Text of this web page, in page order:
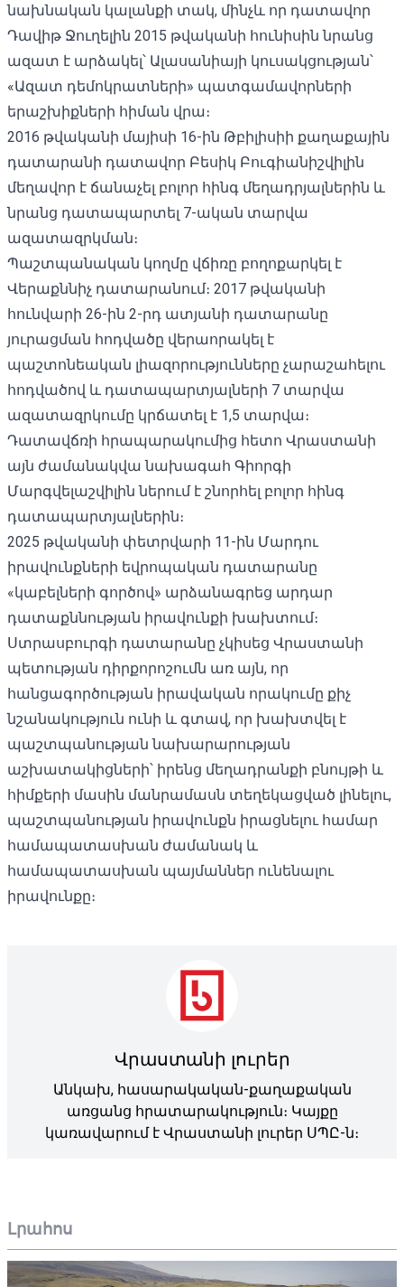
Լրահոս
նախնական կալանքի տակ, մինչև որ դատավոր
Դավիթ Ջուղելին 2015 թվականի հունիսին նրանց
ազատ է արձակել՝ Ալասանիայի կուսակցության՝
«Ազատ դեմոկրատների» պատգամավորների
երաշխիքների հիման վրա։
2016 թվականի մայիսի 16-ին Թբիլիսիի քաղաքային
դատարանի դատավոր Բեսիկ Բուգիանիշվիլին
մեղավոր է ճանաչել բոլոր հինգ մեղադրյալներին և
նրանց դատապարտել 7-ական տարվա
ազատազրկման։
Պաշտպանական կողմը վճիռը բողոքարկել է
Վերաքննիչ դատարանում։ 2017 թվականի
հունվարի 26-ին 2-րդ ատյանի դատարանը
յուրացման հոդվածը վերաորակել է
պաշտոնեական լիազորությունները չարաշահելու
հոդվածով և դատապարտյալների 7 տարվա
ազատազրկումը կրճատել է 1,5 տարվա։
Դատավճռի հրապարակումից հետո Վրաստանի
այն ժամանակվա նախագահ Գիորգի
Մարգվելաշվիլին ներում է շնորհել բոլոր հինգ
դատապարտյալներին։
2025 թվականի փետրվարի 11-ին Մարդու
իրավունքների եվրոպական դատարանը
«կաբելների գործով» արձանագրեց արդար
դատաքննության իրավունքի խախտում։
Ստրասբուրգի դատարանը չկիսեց Վրաստանի
պետության դիրքորոշումն առ այն, որ
հանցագործության իրավական որակումը քիչ
նշանակություն ունի և գտավ, որ խախտվել է
պաշտպանության նախարարության
աշխատակիցների՝ իրենց մեղադրանքի բնույթի և
հիմքերի մասին մանրամասն տեղեկացված լինելու,
պաշտպանության իրավունքն իրացնելու համար
համապատասխան ժամանակ և
համապատասխան պայմաններ ունենալու
իրավունքը։
Վրաստանի լուրեր
Անկախ, հասարակական-քաղաքական
առցանց հրատարակություն։ Կայքը
կառավարում է Վրաստանի լուրեր ՍՊԸ-ն։